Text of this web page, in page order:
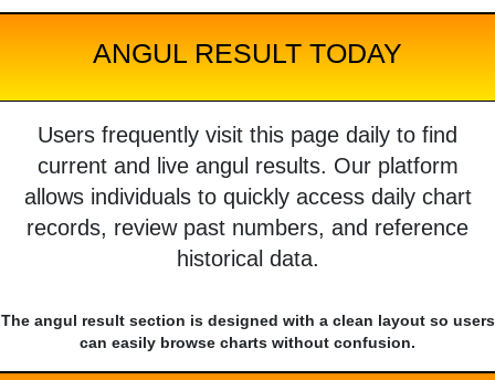
ANGUL RESULT TODAY
Users frequently visit this page daily to find
current and live angul results. Our platform
allows individuals to quickly access daily chart
records, review past numbers, and reference
historical data.
The angul result section is designed with a clean layout so users
can easily browse charts without confusion.